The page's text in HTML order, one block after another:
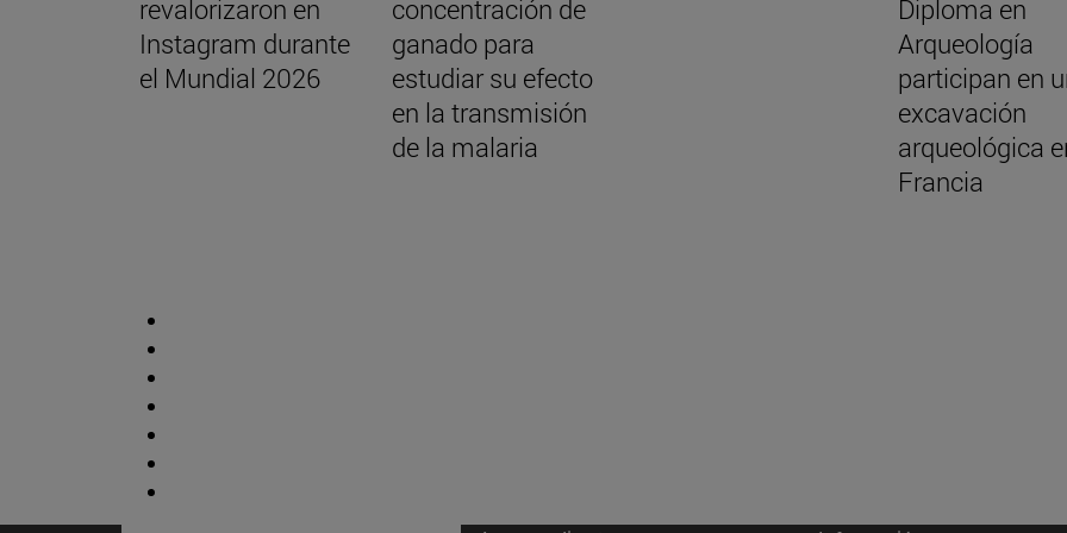
revalorizaron en
Instagram durante
el Mundial 2026
concentración de
ganado para
estudiar su efecto
en la transmisión
de la malaria
Diploma en
Arqueología
participan en
excavación
arqueológica
Francia